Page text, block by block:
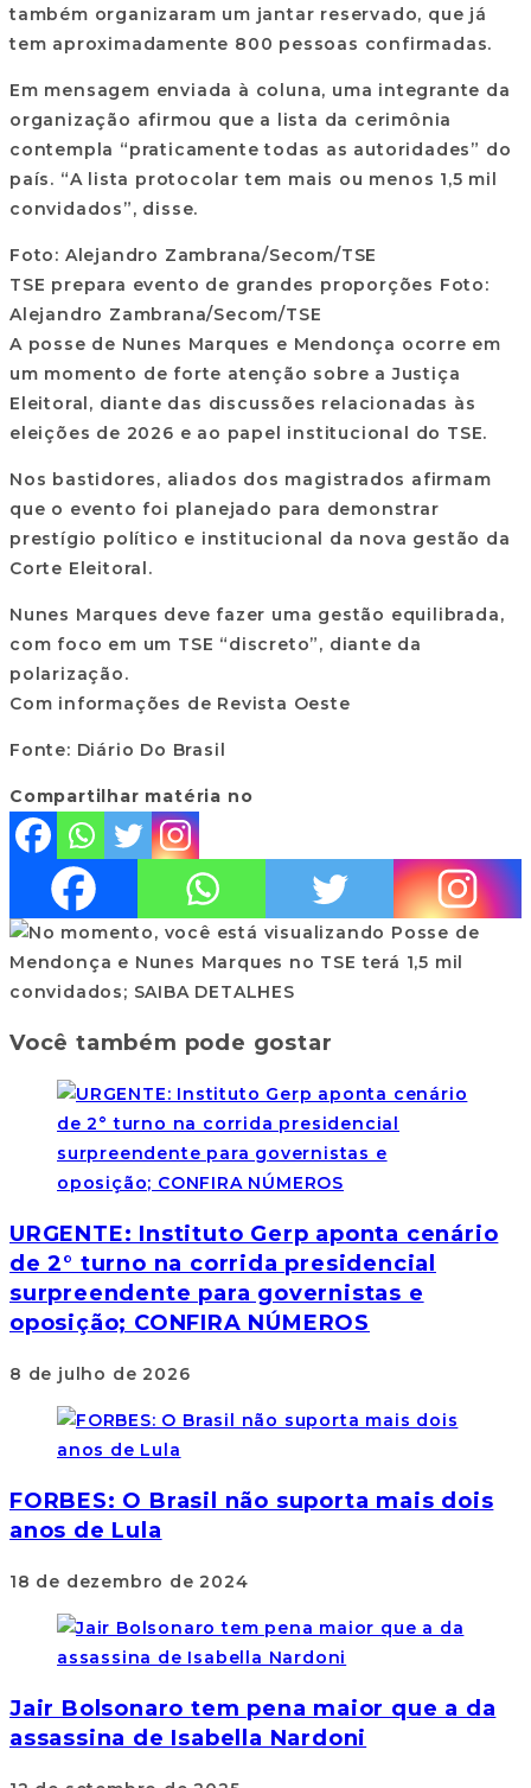
também organizaram um jantar reservado, que já
tem aproximadamente 800 pessoas confirmadas.
Em mensagem enviada à coluna, uma integrante da
organização afirmou que a lista da cerimônia
contempla “praticamente todas as autoridades” do
país. “A lista protocolar tem mais ou menos 1,5 mil
convidados”, disse.
Foto: Alejandro Zambrana/Secom/TSE
TSE prepara evento de grandes proporções Foto:
Alejandro Zambrana/Secom/TSE
A posse de Nunes Marques e Mendonça ocorre em
um momento de forte atenção sobre a Justiça
Eleitoral, diante das discussões relacionadas às
eleições de 2026 e ao papel institucional do TSE.
Nos bastidores, aliados dos magistrados afirmam
que o evento foi planejado para demonstrar
prestígio político e institucional da nova gestão da
Corte Eleitoral.
Nunes Marques deve fazer uma gestão equilibrada,
com foco em um TSE “discreto”, diante da
polarização.
Com informações de Revista Oeste
Fonte: Diário Do Brasil
Compartilhar matéria no
Você também pode gostar
URGENTE: Instituto Gerp aponta cenário
de 2° turno na corrida presidencial
surpreendente para governistas e
oposição; CONFIRA NÚMEROS
8 de julho de 2026
FORBES: O Brasil não suporta mais dois
anos de Lula
18 de dezembro de 2024
Jair Bolsonaro tem pena maior que a da
assassina de Isabella Nardoni